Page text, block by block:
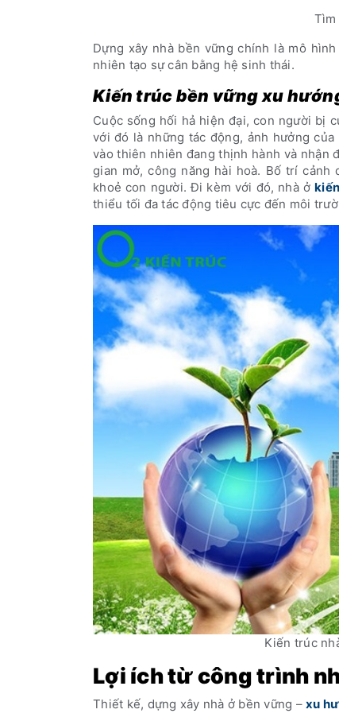
Tìm
Dựng xây nhà bền vững chính là mô
nhiên tạo sự cân bằng hệ sinh thái.
Kiến trúc bền vững xu
Cuộc sống hối hả hiện đại, con người bị
với đó là những tác động, ảnh hưởng
vào thiên nhiên đang thịnh hành và nhận
gian mở, công năng hài hoà. Bố trí
khoẻ con người. Đi kèm với đó, nhà ở
thiểu tối đa tác động tiêu cực đến môi
Kiến trúc
Lợi ích từ công trình
Thiết kế, dựng xây nhà ở bền vững – xu